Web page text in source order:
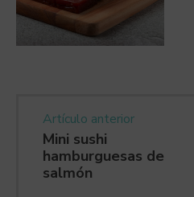
Artículo anterior
Mini sushi
hamburguesas de
salmón